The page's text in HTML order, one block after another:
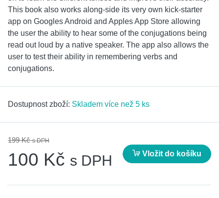
This book also works along-side its very own kick-starter
app on Googles Android and Apples App Store allowing
the user the ability to hear some of the conjugations being
read out loud by a native speaker. The app also allows the
user to test their ability in remembering verbs and
conjugations.
Dostupnost zboží: Skladem více než 5 ks
199 Kčs DPH
100 Kč s DPH Vložit do košíku